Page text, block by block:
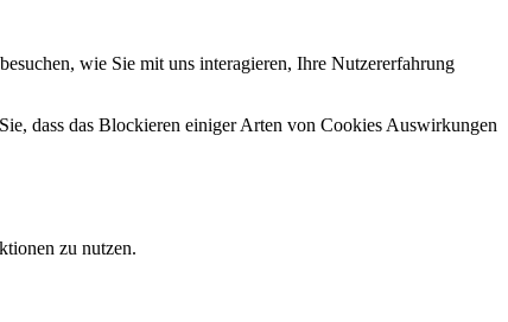
wie Sie mit uns interagieren, Ihre Nutzererfahrung
dass das Blockieren einiger Arten von Cookies Auswirkungen
zu nutzen.